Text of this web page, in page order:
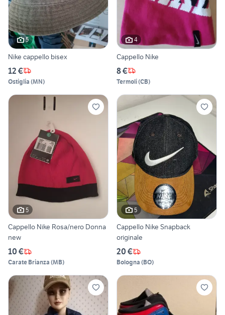
5
Nike cappello bisex
12 €
Ostiglia (MN)
4
Cappello Nike
8 €
Termoli(CB)
5
Cappello Nike Rosa/nero Donna
new
10 €
Carate Brianza (MB)
5
Cappello Nike Snapback
originale
20 €
Bologna (BO)